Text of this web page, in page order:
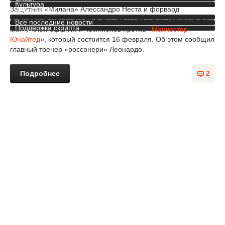
Защитник «Милана» Алессандро Неста и форвард
Алешандре Пато, скорее всего, не успеют восстановиться к
матчу плей-офф Лиги чемпионов против «Манчестер
Юнайтед», который состоится 16 февраля. Об этом сообщил
главный тренер «россонери» Леонардо.
2
Подробнее
Культура
Инопресса
Все последние новости
Поддержка скрипта
Полная версия сайта